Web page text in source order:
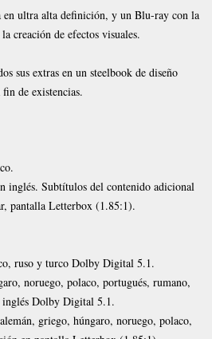
ultra alta definición, y un Blu-ray con la
creación de efectos visuales.
extras en un steelbook de diseño
de existencias.
inglés. Subtítulos del contenido adicional
pantalla Letterbox (1.85:1).
ruso y turco Dolby Digital 5.1.
noruego, polaco, portugués, rumano,
inglés Dolby Digital 5.1.
griego, húngaro, noruego, polaco,